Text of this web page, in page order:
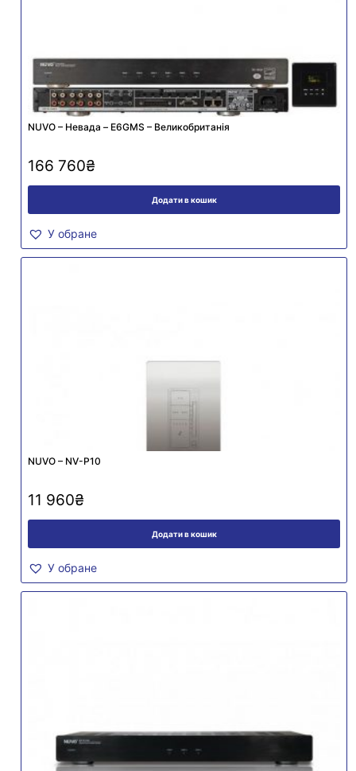
NUVO – Невада – E6GMS – Великобританія
166 760₴
Додати в кошик
У обране
NUVO – NV-P10
11 960₴
Додати в кошик
У обране